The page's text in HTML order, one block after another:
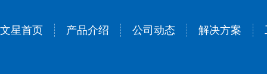
文星首页 产品介绍 公司动态 解决方案